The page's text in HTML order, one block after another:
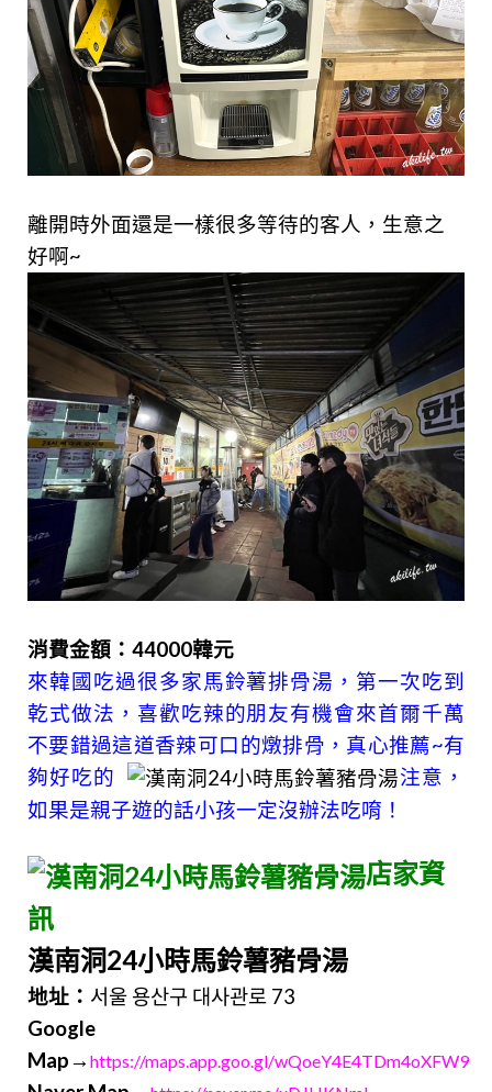
離開時外面還是一樣很多等待的客人，生意之
好啊~
消費金額：44000韓元
來韓國吃過很多家馬鈴薯排骨湯，第一次吃到
乾式做法，喜歡吃辣的朋友有機會來首爾千萬
不要錯過這道香辣可口的燉排骨，真心推薦~有
夠好吃的
注意，
如果是親子遊的話小孩一定沒辦法吃唷！
店家資
訊
漢南洞24小時馬鈴薯豬骨湯
地址： 서울 용산구 대사관로 73
Google
Map→ https://maps.app.goo.gl/wQoeY4E4TDm4oXFW9